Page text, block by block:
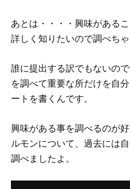
あとは・・・・興味がある
詳しく知りたいので調べちゃ
誰に提出する訳でもないの
を調べて重要な所だけを自
ートを書くんです。
興味がある事を調べるのが
ルモンについて、過去には
調べましたよ。